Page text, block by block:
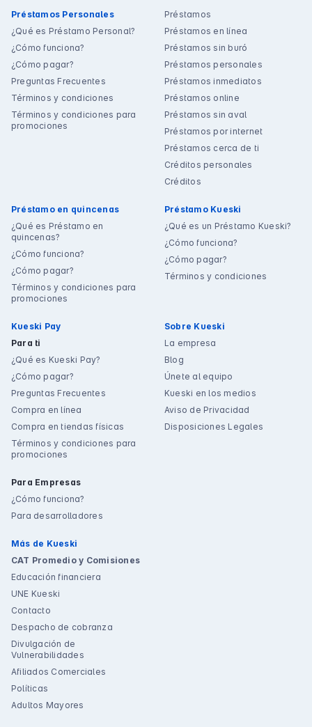
Préstamos Personales
¿Qué es Préstamo Personal?
¿Cómo funciona?
¿Cómo pagar?
Preguntas Frecuentes
Términos y condiciones
Términos y condiciones para
promociones
Préstamos
Préstamos en línea
Préstamos sin buró
Préstamos personales
Préstamos inmediatos
Préstamos online
Préstamos sin aval
Préstamos por internet
Préstamos cerca de ti
Créditos personales
Créditos
Préstamo en quincenas
¿Qué es Préstamo en
quincenas?
¿Cómo funciona?
¿Cómo pagar?
Términos y condiciones para
promociones
Préstamo Kueski
¿Qué es un Préstamo Kueski?
¿Cómo funciona?
¿Cómo pagar?
Términos y condiciones
Kueski Pay
Para ti
¿Qué es Kueski Pay?
¿Cómo pagar?
Preguntas Frecuentes
Compra en línea
Compra en tiendas físicas
Términos y condiciones para
promociones
Para Empresas
¿Cómo funciona?
Para desarrolladores
Sobre Kueski
La empresa
Blog
Únete al equipo
Kueski en los medios
Aviso de Privacidad
Disposiciones Legales
Más de Kueski
CAT Promedio y Comisiones
Educación financiera
UNE Kueski
Contacto
Despacho de cobranza
Divulgación de
Vulnerabilidades
Afiliados Comerciales
Políticas
Adultos Mayores